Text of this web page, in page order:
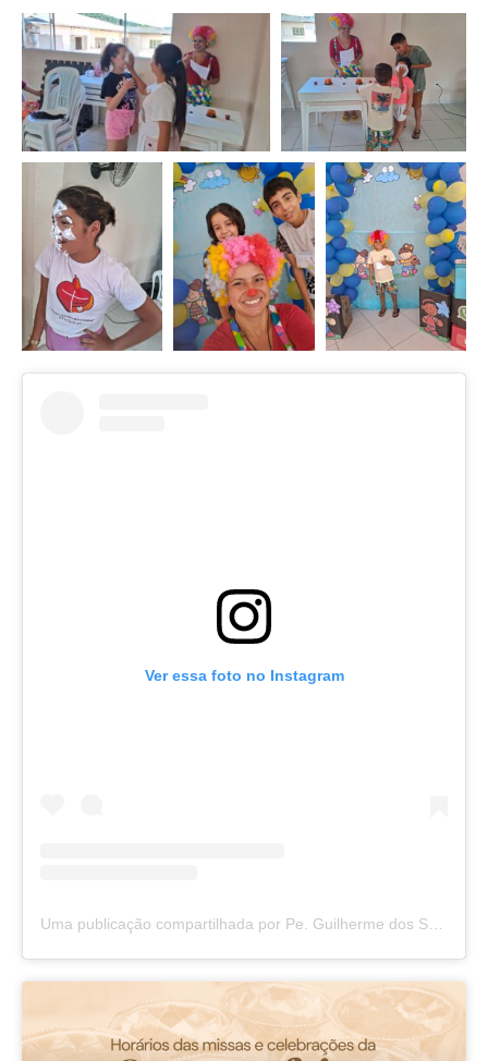
Ver essa foto no Instagram